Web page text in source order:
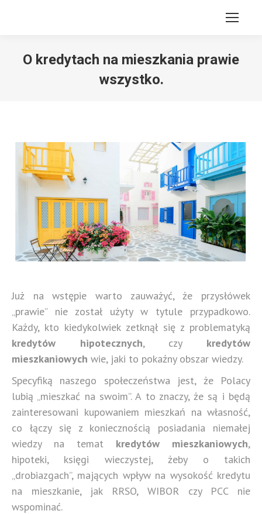
O kredytach na mieszkania prawie
wszystko.
Już na wstępie warto zauważyć, że przysłówek
„prawie” nie został użyty w tytule przypadkowo.
Każdy, kto kiedykolwiek zetknął się z problematyką
kredytów hipotecznych, czy kredytów
mieszkaniowych wie, jaki to pokaźny obszar wiedzy.
Specyfiką naszego społeczeństwa jest, że Polacy
lubią „mieszkać na swoim”. A to znaczy, że są i będą
zainteresowani kupowaniem mieszkań na własność,
co łączy się z koniecznością posiadania niemałej
wiedzy na temat kredytów mieszkaniowych,
hipoteki, księgi wieczystej, żeby o takich
„drobiazgach”, mających wpływ na wysokość kredytu
na mieszkanie, jak RRSO, WIBOR czy PCC nie
wspominać.